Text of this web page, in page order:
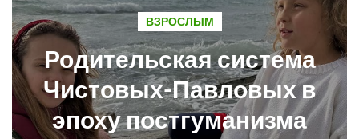
ВЗРОСЛЫМ
Родительская система
Чистовых-Павловых в
эпоху постгуманизма